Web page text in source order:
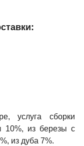
услуга сборки
10%, из березы с
из дуба 7%.